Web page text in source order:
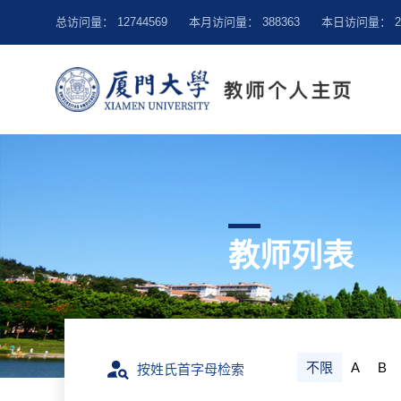
总访问量： 12744569 本月访问量：388363 本日访问量：
教师列表
按姓氏首字母检索 不限 A B